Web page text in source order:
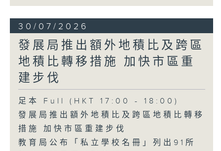
30/07/2026
發展局推出額外地積比及跨區
地積比轉移措施 加快市區重
建步伐
足本 Full (HKT 17:00 - 18:00)
發展局推出額外地積比及跨區地積比轉移
措施 加快市區重建步伐
教育局公布「私立學校名冊」列出91所